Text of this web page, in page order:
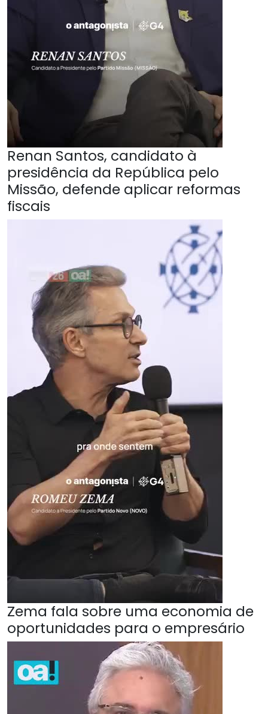
Renan Santos, candidato à
presidência da República pelo
Missão, defende aplicar reformas
fiscais
Zema fala sobre uma economia de
oportunidades para o empresário